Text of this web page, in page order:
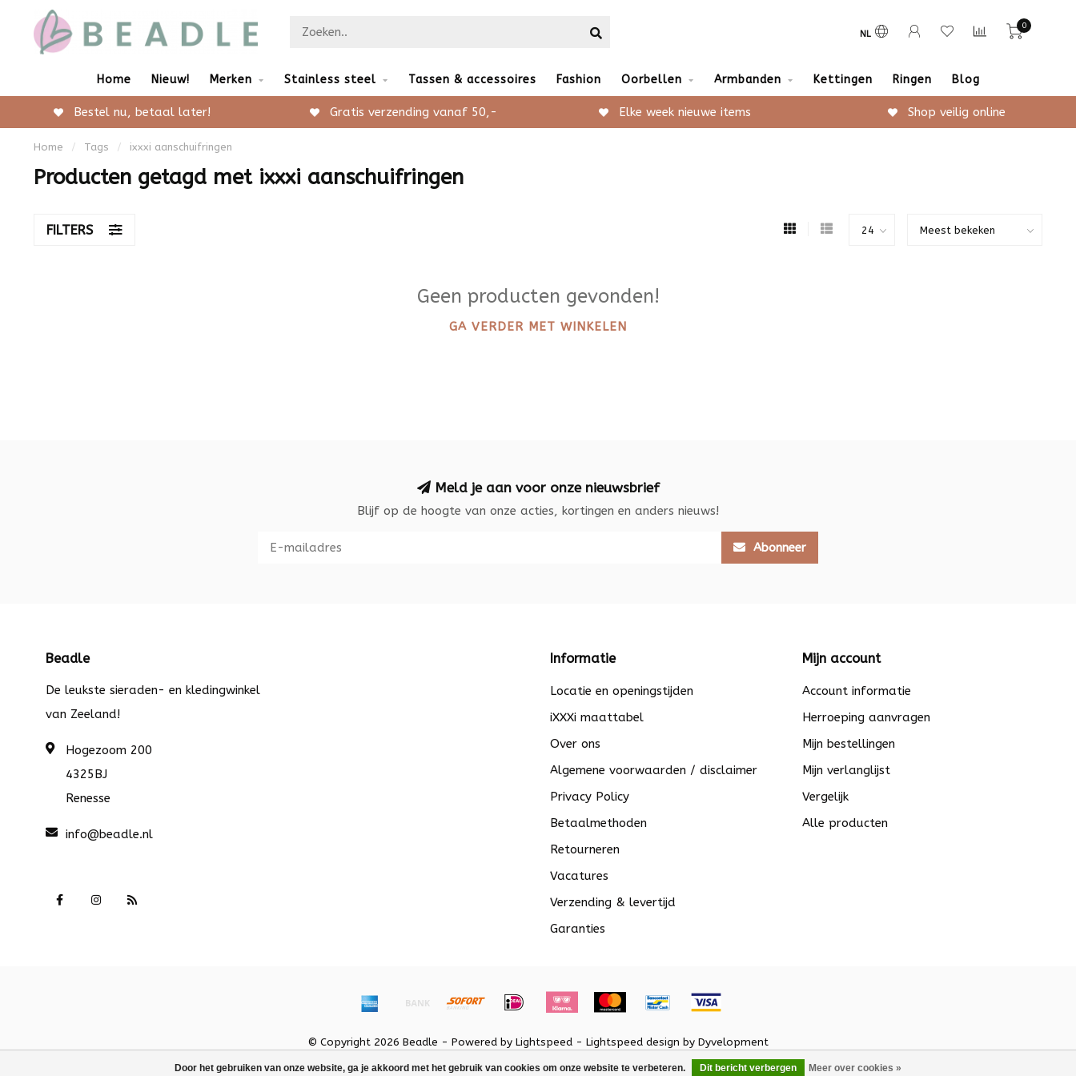
NL
0
Home Nieuw! Merken Stainless steel Tassen & accessoires Fashion Oorbellen Armbanden Kettingen Ringen Blog
Bestel nu, betaal later! Gratis verzending vanaf 50,- Elke week nieuwe items Shop veilig online
Home / Tags / ixxxi aanschuifringen
Producten getagd met ixxxi aanschuifringen
FILTERS
Geen producten gevonden!
GA VERDER MET WINKELEN
Door het gebruiken van onze website, ga je akkoord met het gebruik van cookies om onze website te verbeteren. Dit bericht verbergen Meer over cookies »
Meld je aan voor onze nieuwsbrief
Blijf op de hoogte van onze acties, kortingen en anders nieuws!
Abonneer
Beadle
De leukste sieraden- en kledingwinkel
van Zeeland!
Hogezoom 200
4325BJ
Renesse
info@beadle.nl
Informatie
Locatie en openingstijden
iXXXi maattabel
Over ons
Algemene voorwaarden / disclaimer
Privacy Policy
Betaalmethoden
Retourneren
Vacatures
Verzending & levertijd
Garanties
Mijn account
Account informatie
Herroeping aanvragen
Mijn bestellingen
Mijn verlanglijst
Vergelijk
Alle producten
© Copyright 2026 Beadle - Powered by Lightspeed - Lightspeed design by Dyvelopment